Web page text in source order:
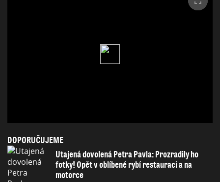
DOPORUČUJEME
Utajená dovolená Petra Pavla: Prozradily ho
fotky! Opět v oblíbené rybí restauraci a na
motorce